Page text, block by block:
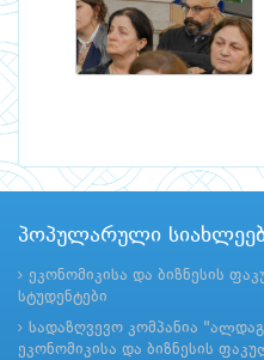
პოპულარული
ეკონომიკისა და ბიზნესის
სტუდენტები
სადაზღვევო კომპანია
ეკონომიკისა და ბიზნესის